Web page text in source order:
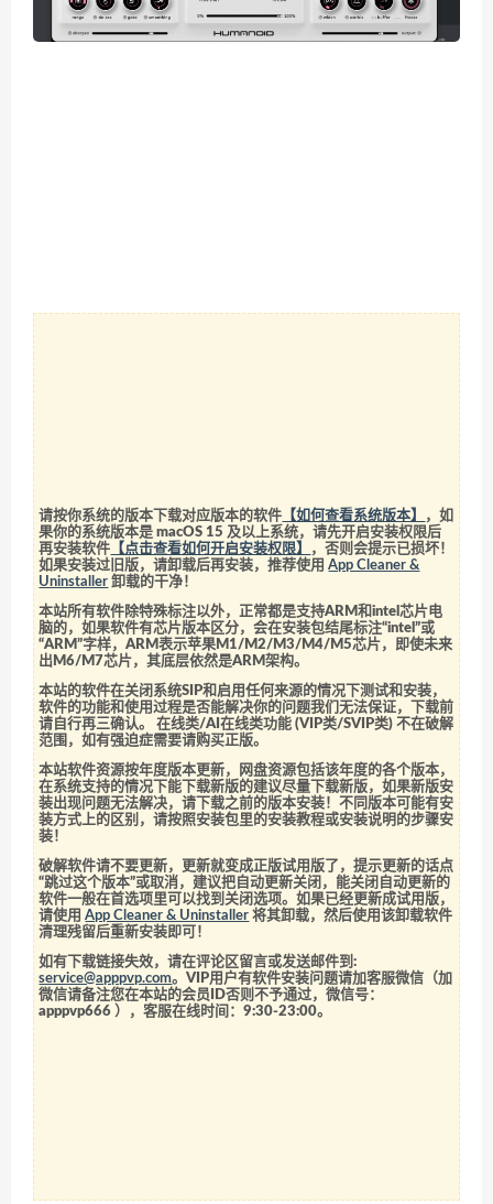
请按你系统的版本下载对应版本的软件 【如何查看系统版本】
，如
果你的系统版本是 macOS 15 及以上系统，请先开启安装权限后
再安装软件 【点击查看如何开启安装权限】
，否则会提示已损坏！
如果安装过旧版，请卸载后再安装，推荐使用App Cleaner &
Uninstaller 卸载的干净！
本站所有软件除特殊标注以外，正常都是支持ARM和intel芯片电
脑的，如果软件有芯片版本区分，会在安装包结尾标注“intel”或
“ARM”字样，ARM表示苹果M1/M2/M3/M4/M5芯片，即使未来
出M6/M7芯片，其底层依然是ARM架构。
本站的软件在关闭系统SIP和启用任何来源的情况下测试和安装，
软件的功能和使用过程是否能解决你的问题我们无法保证，下载前
请自行再三确认。 在线类/AI在线类功能 (VIP类/SVIP类) 不在破解
范围，如有强迫症需要请购买正版。
本站软件资源按年度版本更新，网盘资源包括该年度的各个版本，
在系统支持的情况下能下载新版的建议尽量下载新版，如果新版安
装出现问题无法解决，请下载之前的版本安装！不同版本可能有安
装方式上的区别，请按照安装包里的安装教程或安装说明的步骤安
装！
破解软件请不要更新，更新就变成正版试用版了，提示更新的话点
“跳过这个版本”或取消，建议把自动更新关闭，能关闭自动更新的
软件一般在首选项里可以找到关闭选项。如果已经更新成试用版，
请使用App Cleaner & Uninstaller 将其卸载，然后使用该卸载软件
清理残留后重新安装即可！
如有下载链接失效，请在评论区留言或发送邮件到:
service@apppvp.com。VIP用户有软件安装问题请加客服微信（加
微信请备注您在本站的会员ID否则不予通过，微信号：
apppvp666 ），客服在线时间：9:30-23:00。